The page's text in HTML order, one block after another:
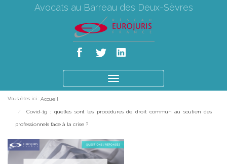
Avocats au Barreau des Deux-Sèvres
le
Vous êtes ici : Accueil
Covid-19 : quelles sont les procédures de droit commun au soutien des
professionnels face à la crise ?